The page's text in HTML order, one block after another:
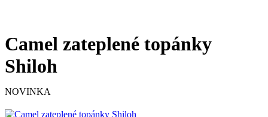
Camel zateplené topánky
Shiloh
NOVINKA